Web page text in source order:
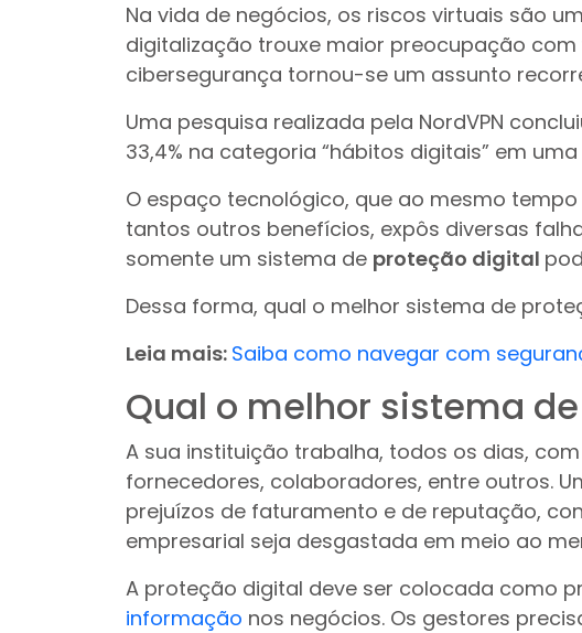
Na vida de negócios, os riscos virtuais são
digitalização trouxe maior preocupação
cibersegurança tornou-se um assunto
Uma pesquisa realizada pela NordVPN
33,4% na categoria “hábitos digitais” em
O espaço tecnológico, que ao mesmo
tantos outros benefícios, expôs diversas
somente um sistema de proteção digital
Dessa forma, qual o melhor sistema de
Leia mais: Saiba como navegar com
Qual o melhor sistema
A sua instituição trabalha, todos os dias,
fornecedores, colaboradores, entre outros.
prejuízos de faturamento e de reputação,
empresarial seja desgastada em meio ao
A proteção digital deve ser colocada como
informação nos negócios. Os gestores